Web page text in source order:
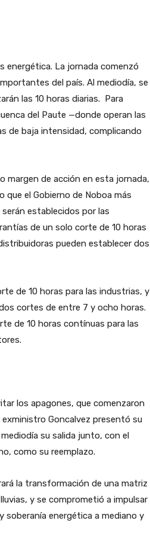
energética. La jornada comenzó
del país. Al mediodía, se
las 10 horas diarias. Para
del Paute —donde operan las
de baja intensidad, complicando
margen de acción en esta jornada,
que el Gobierno de Noboa más
establecidos por las
de un solo corte de 10 horas
pueden establecer dos
de 10 horas para las industrias, y
cortes de entre 7 y ocho horas.
de 10 horas contínuas para las
los apagones, que comenzaron
Goncalvez presentó su
su salida junto, con el
como su reemplazo.
la transformación de una matriz
y se comprometió a impulsar
soberanía energética a mediano y